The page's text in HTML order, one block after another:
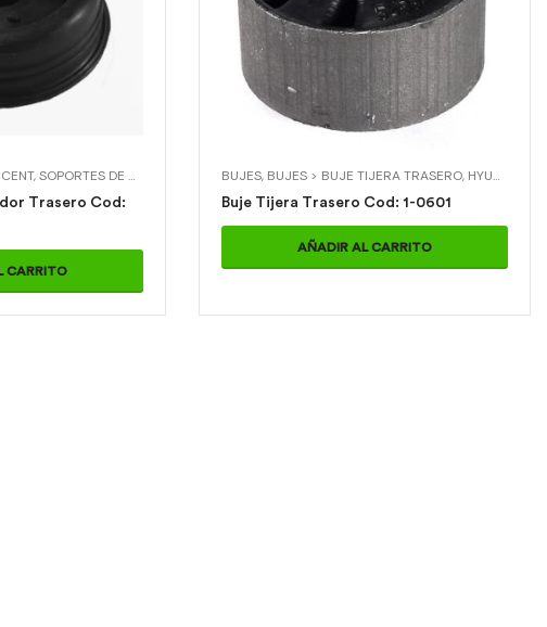
> SOPORTE AMORTIGUADOR DELANTERO
,SOPORTES DE AMORTIGUADOR ,SOPORTES DE AMORTIGUADOR > SOPORTE
Cod:
CARRITO
BUJES, BUJES > BUJE TIJERA TRASERO, HYUNDAI
Buje Tijera Trasero Cod: 1-0601
AÑADIR AL CARRITO